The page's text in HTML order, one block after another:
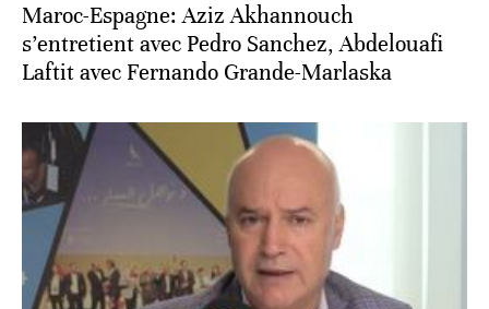
Maroc-Espagne: Aziz Akhannouch
s’entretient avec Pedro Sanchez, Abdelouafi
Laftit avec Fernando Grande-Marlaska